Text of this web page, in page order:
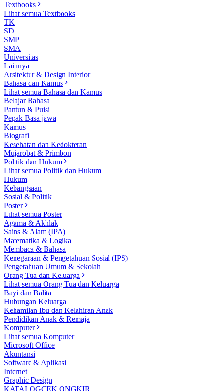
Textbooks
Lihat semua Textbooks
TK
SD
SMP
SMA
Universitas
Lainnya
Arsitektur & Design Interior
Bahasa dan Kamus
Lihat semua Bahasa dan Kamus
Belajar Bahasa
Pantun & Puisi
Pepak Basa jawa
Kamus
Biografi
Kesehatan dan Kedokteran
Mujarobat & Primbon
Politik dan Hukum
Lihat semua Politik dan Hukum
Hukum
Kebangsaan
Sosial & Politik
Poster
Lihat semua Poster
Agama & Akhlak
Sains & Alam (IPA)
Matematika & Logika
Membaca & Bahasa
Kenegaraan & Pengetahuan Sosial (IPS)
Pengetahuan Umum & Sekolah
Orang Tua dan Keluarga
Lihat semua Orang Tua dan Keluarga
Bayi dan Balita
Hubungan Keluarga
Kehamilan Ibu dan Kelahiran Anak
Pendidikan Anak & Remaja
Komputer
Lihat semua Komputer
Microsoft Office
Akuntansi
Software & Aplikasi
Internet
Graphic Design
KATALOGCEK ONGKIR